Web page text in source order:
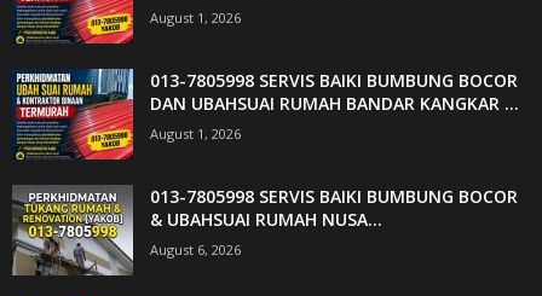
August 1, 2026
013-7805998 SERVIS BAIKI BUMBUNG BOCOR
DAN UBAHSUAI RUMAH BANDAR KANGKAR ...
August 1, 2026
013-7805998 SERVIS BAIKI BUMBUNG BOCOR
& UBAHSUAI RUMAH NUSA...
August 6, 2026